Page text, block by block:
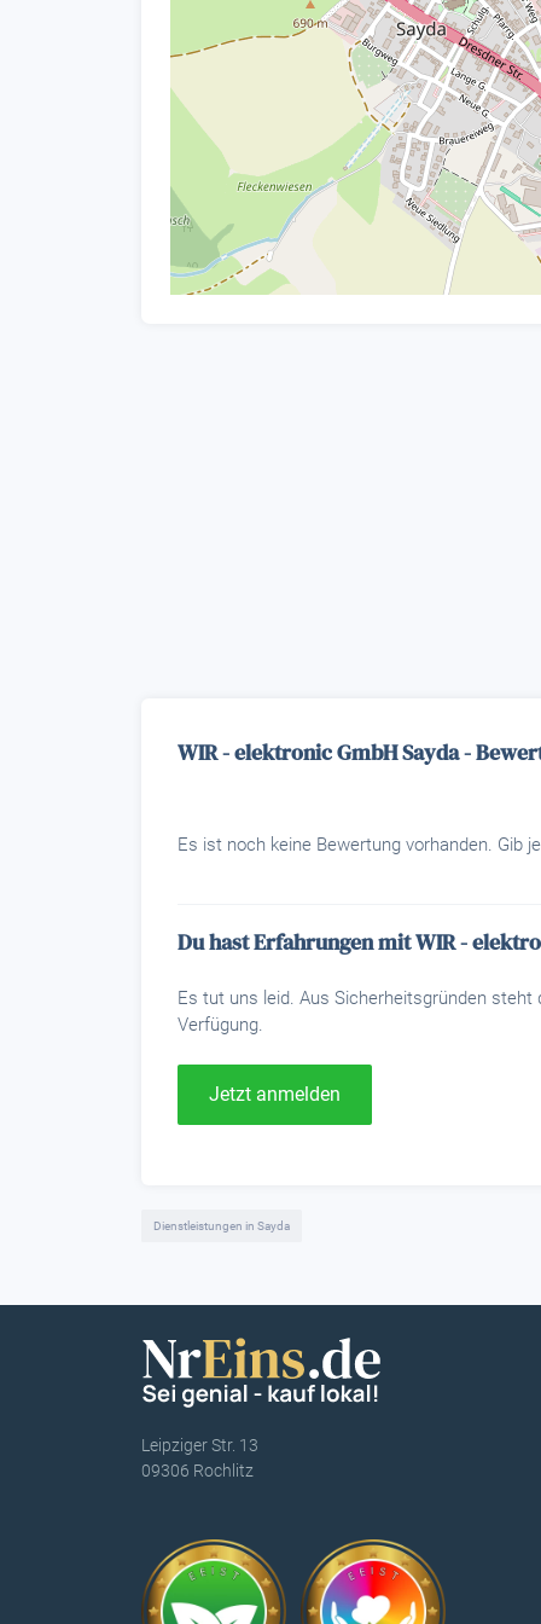
WIR - elektronic GmbH Sayda -
Es ist noch keine Bewertung vorhanden. Gib
Du hast Erfahrungen mit WIR -
Es tut uns leid. Aus Sicherheitsgründen
Verfügung.
Jetzt anmelden
Dienstleistungen in Sayda
Leipziger Str. 13
09306 Rochlitz